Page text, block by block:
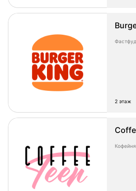
Фастфуд
2 этаж